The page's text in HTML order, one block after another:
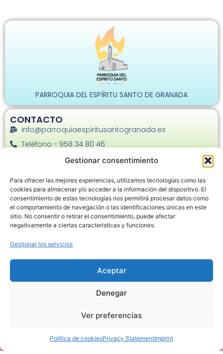
Gestionar consentimiento
Para ofrecer las mejores experiencias, utilizamos tecnologías como las
cookies para almacenar y/o acceder a la información del dispositivo. El
consentimiento de estas tecnologías nos permitirá procesar datos como
el comportamiento de navegación o las identificaciones únicas en este
sitio. No consentir o retirar el consentimiento, puede afectar
negativamente a ciertas características y funciones.
Gestionar los servicios
Aceptar
Denegar
Ver preferencias
Política de cookiesPrivacy StatementImprint
PARROQUIA DEL ESPÍRITU SANTO DE GRANADA
CONTACTO
info@parroquiaespiritusantogranada.es
Teléfono - 958 34 80 46
C. Joaquina Eguaras, 22 - 18013
Política de cookies
Estoy de acuerdo